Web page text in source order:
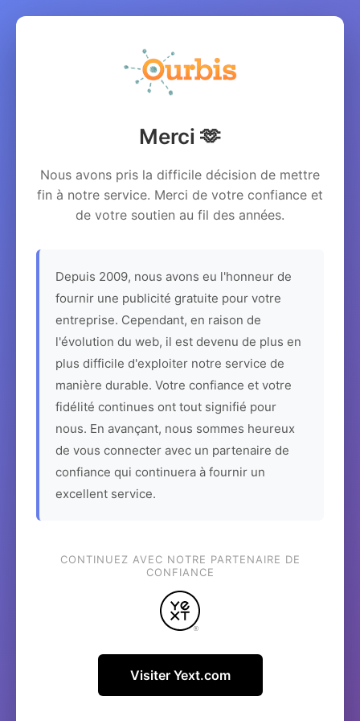
Merci 🫶
Nous avons pris la difficile décision de mettre
fin à notre service. Merci de votre confiance et
de votre soutien au fil des années.
Depuis 2009, nous avons eu l'honneur de
fournir une publicité gratuite pour votre
entreprise. Cependant, en raison de
l'évolution du web, il est devenu de plus en
plus difficile d'exploiter notre service de
manière durable. Votre confiance et votre
fidélité continues ont tout signifié pour
nous. En avançant, nous sommes heureux
de vous connecter avec un partenaire de
confiance qui continuera à fournir un
excellent service.
CONTINUEZ AVEC NOTRE PARTENAIRE DE
CONFIANCE
Visiter Yext.com